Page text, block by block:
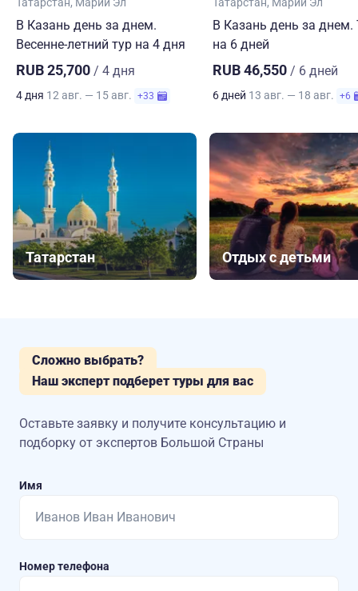
В Казань день за днем.
Весенне-летний тур на 4 дня
RUB 25,700 / 4 дня
4 дня 12 авг. — 15 авг. +33
В Казань день за днем.
на 6 дней
RUB 46,550 / 6 дней
6 дней 13 авг. — 18 авг. +6
Татарстан Отдых с детьми
Сложно выбрать?
Наш эксперт подберет туры для вас
Оставьте заявку и получите консультацию и
подборку от экспертов Большой Страны
Имя
Номер телефона